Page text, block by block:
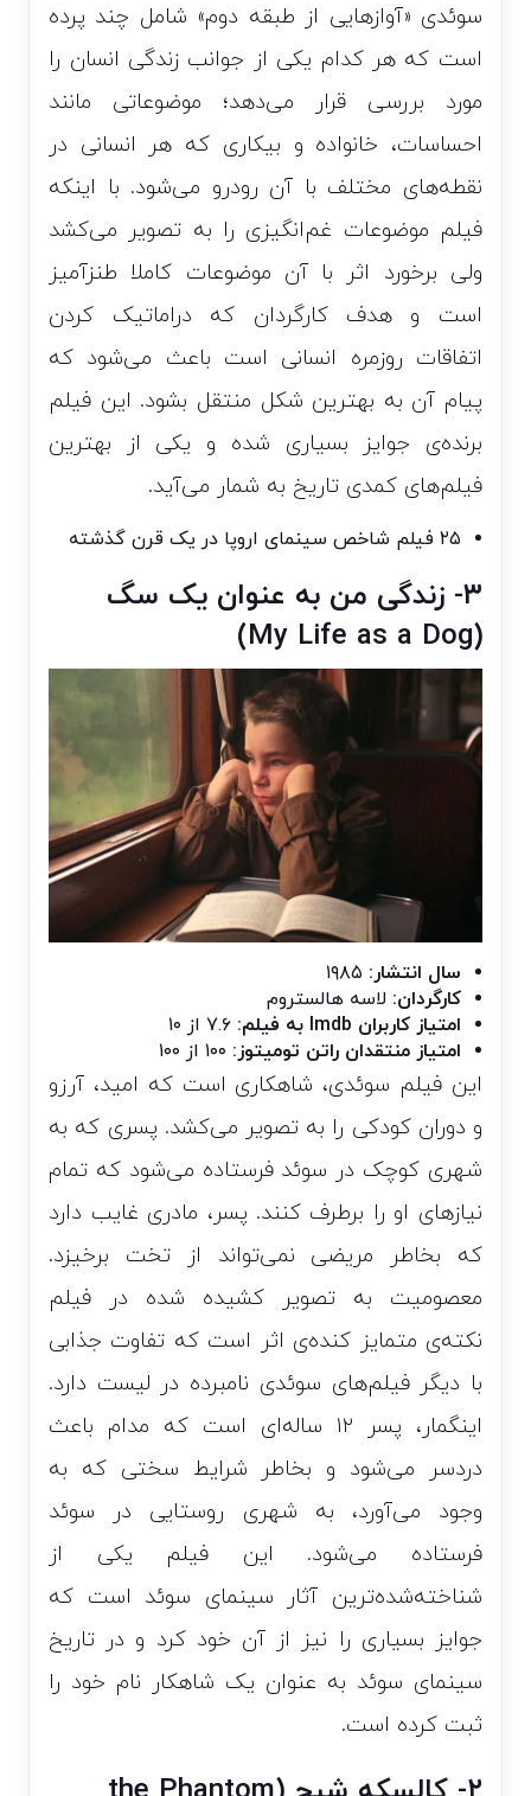
سوئدی «آوازهایی از طبقه دوم» شامل چند پرده
است که هر کدام یکی از جوانب زندگی انسان را
مورد بررسی قرار می‌دهد؛ موضوعاتی مانند
احساسات، خانواده و بیکاری که هر انسانی در
نقطه‌های مختلف با آن رودرو می‌شود. با اینکه
فیلم موضوعات غم‌انگیزی را به تصویر می‌کشد
ولی برخورد اثر با آن موضوعات کاملا طنزآمیز
است و هدف کارگردان که دراماتیک کردن
اتفاقات روزمره انسانی است باعث می‌شود که
پیام آن به بهترین شکل منتقل بشود. این فیلم
برنده‌ی جوایز بسیاری شده و یکی از بهترین
فیلم‌های کمدی تاریخ به شمار می‌آید.
۲۵ فیلم شاخص سینمای اروپا در یک قرن گذشته
۳- زندگی من به عنوان یک سگ
(My Life as a Dog)
سال انتشار:
کارگردان: لاسه هالستروم
امتیاز کاربران Imdb به فیلم:
۷.۶ از ۱۰
امتیاز منتقدان راتن تومیتوز:
این فیلم سوئدی، شاهکاری است که امید، آرزو
و دوران کودکی را به تصویر می‌کشد. پسری که به
شهری کوچک در سوئد فرستاده می‌شود که تمام
نیاز‌های او را برطرف کنند. پسر، مادری غایب دارد
که بخاطر مریضی نمی‌تواند از تخت برخیزد.
معصومیت به تصویر کشیده شده در فیلم
نکته‌ی متمایز کنده‌ی اثر است که تفاوت جذابی
با دیگر فیلم‌‌های سوئدی نامبرده در لیست دارد.
اینگمار، پسر ۱۲ ساله‌ای است که مدام باعث
دردسر می‌شود و بخاطر شرایط سختی که به
وجود می‌آورد، به شهری روستایی در سوئد
فرستاده می‌شود. این فیلم یکی از
شناخته‌شده‌ترین آثار سینمای سوئد است که
جوایز بسیاری را نیز از آن خود کرد و در تاریخ
سینمای سوئد به عنوان یک شاهکار نام خود را
ثبت کرده است.